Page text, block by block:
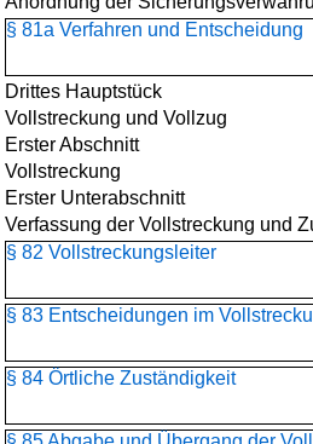
§ 81a Verfahren und Entscheidung
Drittes Hauptstück
Vollstreckung und Vollzug
Erster Abschnitt
Vollstreckung
Erster Unterabschnitt
Verfassung der Vollstreckung und
§ 82 Vollstreckungsleiter
§ 83 Entscheidungen im
§ 84 Örtliche Zuständigkeit